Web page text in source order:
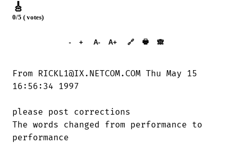
🎸
0/5 ( votes)
- + A- A+ 🔗 🖶 🙈︎
From RICKL1@IX.NETCOM.COM Thu May 15
16:56:34 1997
please post corrections
The words changed from performance to
performance